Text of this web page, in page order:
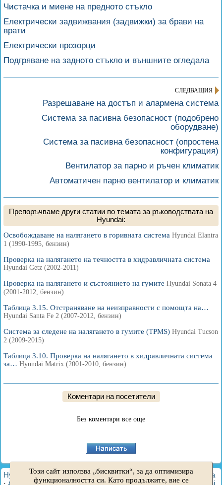
Чистачка и миене на предното стъкло
Електрически задвижвания (задвижки) за брави на
врати
Електрически прозорци
Подгряване на задното стъкло и външните огледала
СЛЕДВАЩИЯ
Разрешаване на достъп и алармена система
Система за пасивна безопасност (подобрено
оборудване)
Система за пасивна безопасност (опростена
конфигурация)
Вентилатор за парно и ръчен климатик
Автоматичен парно вентилатор и климатик
Препоръчваме други статии по темата за ръководствата на
Hyundai:
Освобождаване на налягането в горивната система Hyundai Elantra
1 (1990-1995, бензин)
Проверка на налягането на течността в хидравличната система
Hyundai Getz (2002-2011)
Проверка на налягането и състоянието на гумите Hyundai Sonata 4
(2001-2012, бензин)
Таблица 3.15. Отстраняване на неизправности с помощта на…
Hyundai Santa Fe 2 (2007-2012, бензин)
Система за следене на налягането в гумите (TPMS) Hyundai Tucson
2 (2009-2015)
Таблица 3.10. Проверка на налягането в хидравличната система
за… Hyundai Matrix (2001-2010, бензин)
Коментари на посетители
Без коментари все още
HyundaiBook.ru © 2018-2026·Пълна версия·Карта на сайта
Този сайт използва „бисквитки“, за да оптимизира
функционалността си. Като продължите, вие се